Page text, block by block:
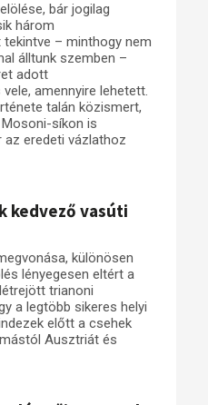
bár jogilag
három
– minthogy nem
álltunk szemben –
adott
amennyire lehetett.
talán közismert,
síkon is
eredeti vázlathoz
kedvező vasúti
különösen
lényegesen eltért a
trianoni
a legtöbb sikeres helyi
előtt a csehek
Ausztriát és